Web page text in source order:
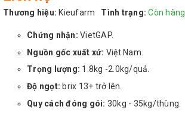
Thương hiệu: Kieufarm Tình trạng: Còn hàng
Chứng nhận: VietGAP.
Nguồn gốc xuất xứ: Việt Nam.
Trọng lượng: 1.8kg -2.0kg/quả.
Độ ngọt: brix 13+ trở lên.
Quy cách đóng gói: 30kg - 35kg/thùng.